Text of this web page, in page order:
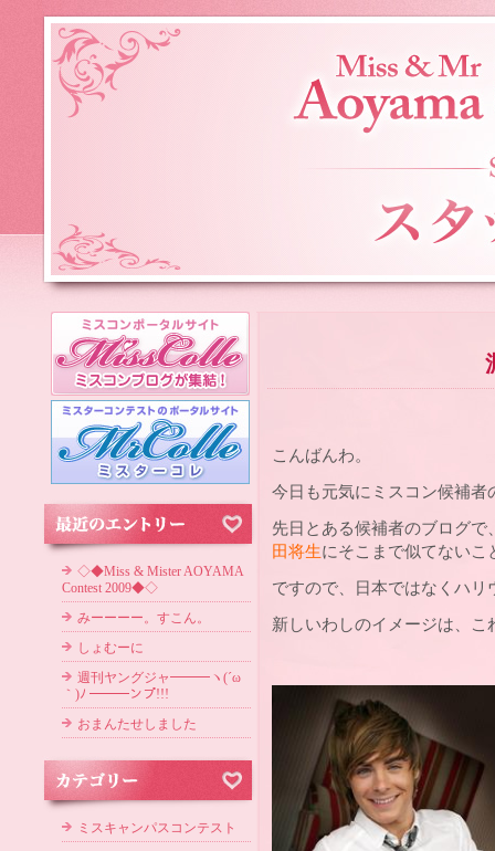
こんばんわ。
今日も元気にミスコン候補
先日とある候補者のブログ
田将生にそこまで似てないこ
ですので、日本ではなくハ
新しいわしのイメージは、こ
◇◆Miss & Mister AOYAMA
Contest 2009◆◇
みーーーー。すこん。
しょむーに
週刊ヤングジャ━━━ヽ(´ω
｀)ﾉ ━━━ンプ!!!
おまんたせしました
ミスキャンパスコンテスト